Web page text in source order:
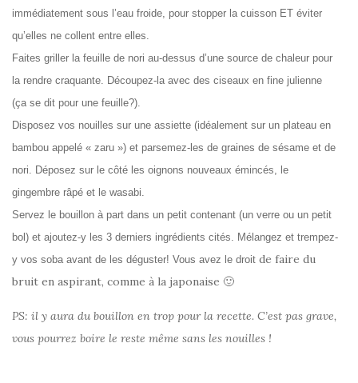
immédiatement sous l’eau froide, pour stopper la cuisson ET éviter
qu’elles ne collent entre elles.
Faites griller la feuille de nori au-dessus d’une source de chaleur pour
la rendre craquante. Découpez-la avec des ciseaux en fine julienne
(ça se dit pour une feuille?).
Disposez vos nouilles sur une assiette (idéalement sur un plateau en
bambou appelé « zaru ») et parsemez-les de graines de sésame et de
nori. Déposez sur le côté les oignons nouveaux émincés, le
gingembre râpé et le wasabi.
Servez le bouillon à part dans un petit contenant (un verre ou un petit
bol) et ajoutez-y les 3 derniers ingrédients cités. Mélangez et trempez-
y vos soba avant de les déguster! Vous avez le droit de faire du
bruit en aspirant, comme à la japonaise 🙂
PS: il y aura du bouillon en trop pour la recette. C’est pas grave,
vous pourrez boire le reste même sans les nouilles !